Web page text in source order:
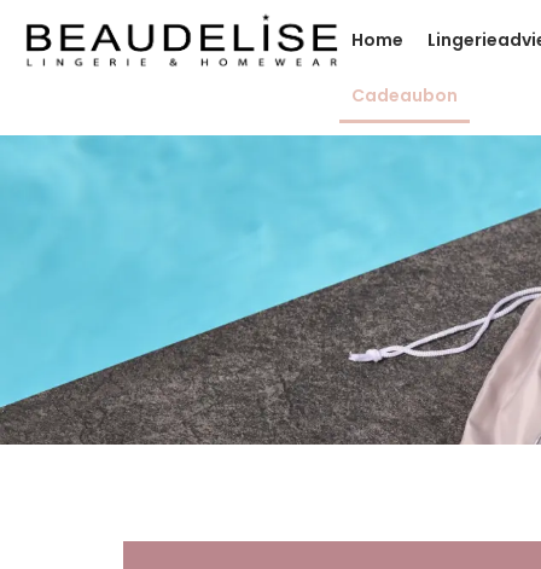
Home
Cadeaubon